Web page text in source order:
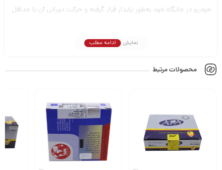
خودرو در جایگاه خود به‌طور پایدار قرار گرفته و حرکت دورانی آن با حداقل
پیشگیری از خرابی‌های پرهزینه موتور، حفظ توان و عملکرد بهینه خودرو و
همچنین کاهش مصرف سوخت است. برند گلدن با سابقه‌ای درخشان در
نمایش ادامه مطلب
محصولات مرتبط